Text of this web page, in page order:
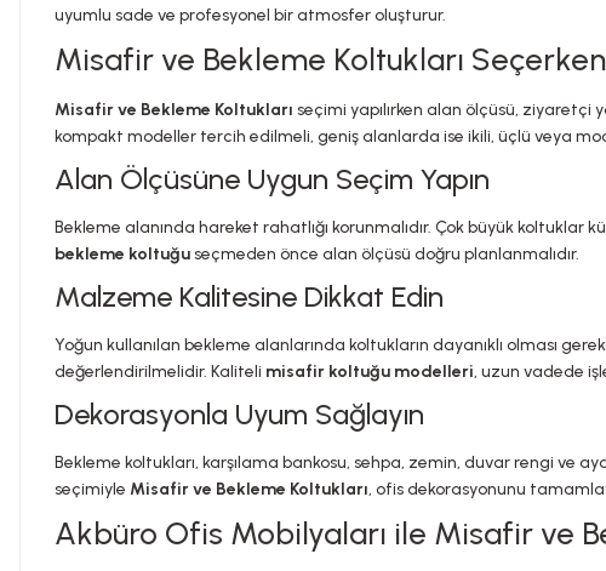
uyumlu sade ve profesyonel bir atmosfer oluşturur.
Misafir ve Bekleme Koltukları
Misafir ve Bekleme Koltukları seçimi yapılırken alan ölçüsü, ziyaretçi
kompakt modeller tercih edilmeli, geniş alanlarda ise ikili, üçlü veya
Alan Ölçüsüne Uygun Seçim Yapın
Bekleme alanında hareket rahatlığı korunmalıdır. Çok büyük
bekleme koltuğu seçmeden önce alan ölçüsü doğru planlanmalıdır.
Malzeme Kalitesine Dikkat Edin
Yoğun kullanılan bekleme alanlarında koltukların dayanıklı olması
değerlendirilmelidir. Kaliteli misafir koltuğu modelleri, uzun vadede
Dekorasyonla Uyum Sağlayın
Bekleme koltukları, karşılama bankosu, sehpa, zemin, duvar rengi ve
seçimiyle Misafir ve Bekleme Koltukları, ofis dekorasyonunu
Akbüro Ofis Mobilyaları ile Misafir ve